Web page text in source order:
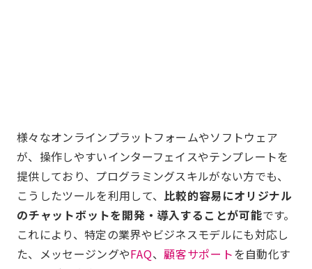
様々なオンラインプラットフォームやソフトウェア
が、操作しやすいインターフェイスやテンプレートを
提供しており、プログラミングスキルがない方でも、
こうしたツールを利用して、 比較的容易にオリジナル
のチャットボットを開発・導入することが可能です。
これにより、特定の業界やビジネスモデルにも対応し
た、メッセージングやFAQ、 顧客サポートを自動化す